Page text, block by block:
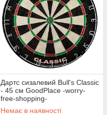
Дартс сизалевий Bull's Classic
- 45 см GoodPlace -worry-
free-shopping-
Немає в наявності